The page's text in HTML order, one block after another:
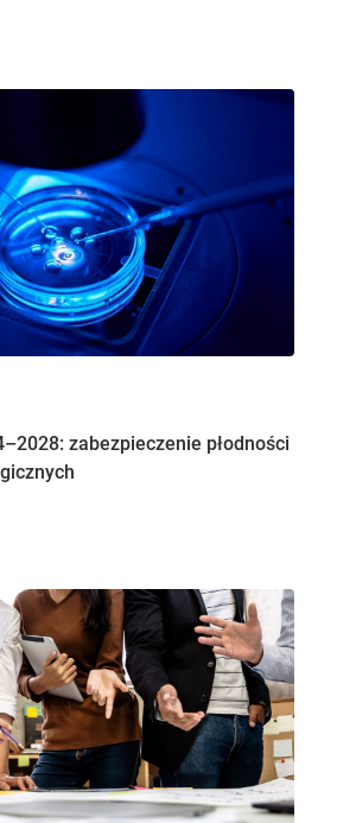
zabezpieczenie płodności